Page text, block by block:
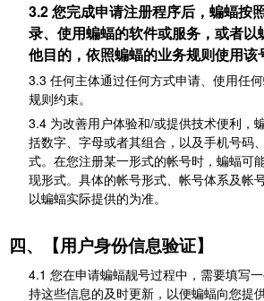
3.2 您完成申请注册程序后，蝙蝠按
录、使用蝙蝠的软件或服务，或者以
他目的，依照蝙蝠的业务规则使用该
3.3 任何主体通过任何方式申请、使用任
规则约束。
3.4 为改善用户体验和/或提供技术便利，
括数字、字母或者其组合，以及手机号码
式。在您注册某一形式的帐号时，蝙蝠可
现形式。具体的帐号形式、帐号体系及帐
以蝙蝠实际提供的为准。
四、【用户身份信息验证】
4.1 您在申请蝙蝠靓号过程中，需要填写
持这些信息的及时更新，以便蝙蝠向您提